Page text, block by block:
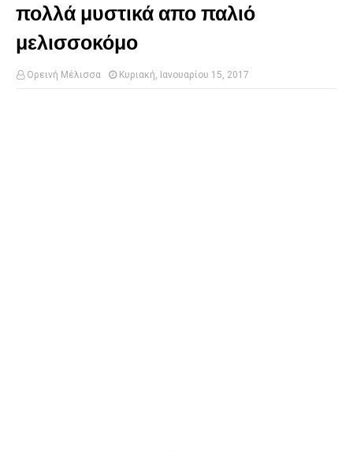
πολλά μυστικά απο παλιό
μελισσοκόμο
Ορεινή Μέλισσα Κυριακή, Ιανουαρίου 15, 2017